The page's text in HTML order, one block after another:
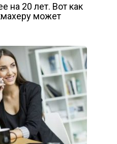
на 20 лет. Вот как
может